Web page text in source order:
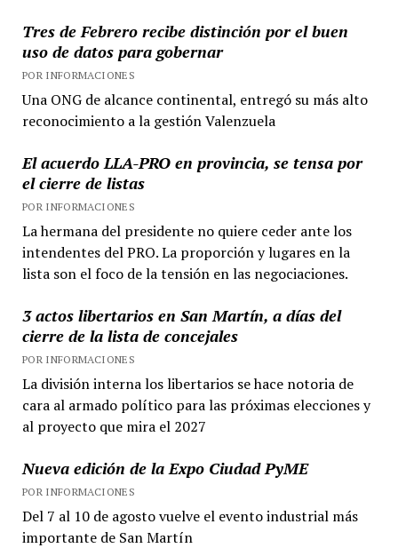
Tres de Febrero recibe distinción por el buen
uso de datos para gobernar
POR INFORMACIONES
Una ONG de alcance continental, entregó su más alto
reconocimiento a la gestión Valenzuela
El acuerdo LLA-PRO en provincia, se tensa por
el cierre de listas
POR INFORMACIONES
La hermana del presidente no quiere ceder ante los
intendentes del PRO. La proporción y lugares en la
lista son el foco de la tensión en las negociaciones.
3 actos libertarios en San Martín, a días del
cierre de la lista de concejales
POR INFORMACIONES
La división interna los libertarios se hace notoria de
cara al armado político para las próximas elecciones y
al proyecto que mira el 2027
Nueva edición de la Expo Ciudad PyME
POR INFORMACIONES
Del 7 al 10 de agosto vuelve el evento industrial más
importante de San Martín